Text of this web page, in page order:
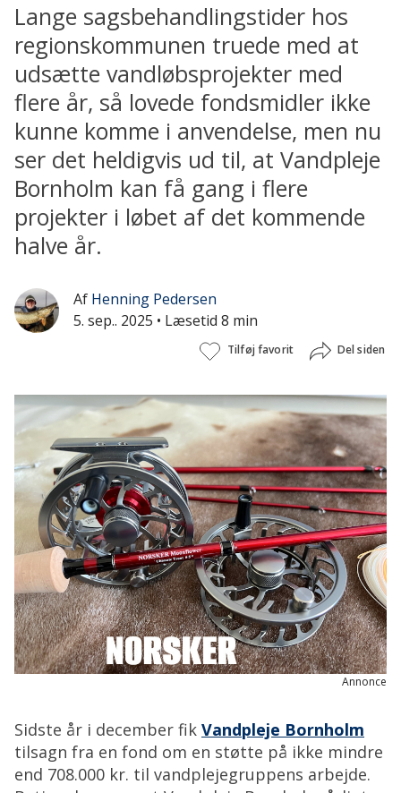
Lange sagsbehandlingstider hos
regionskommunen truede med at
udsætte vandløbsprojekter med
flere år, så lovede fondsmidler ikke
kunne komme i anvendelse, men nu
ser det heldigvis ud til, at Vandpleje
Bornholm kan få gang i flere
projekter i løbet af det kommende
halve år.
Af Henning Pedersen
5. sep.. 2025 • Læsetid 8 min
Tilføj favorit Del siden
Annonce
Sidste år i december fik Vandpleje Bornholm
tilsagn fra en fond om en støtte på ikke mindre
end 708.000 kr. til vandplejegruppens arbejde.